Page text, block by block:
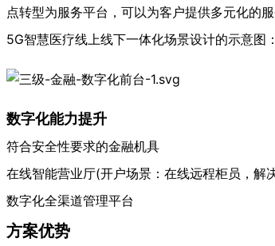
点转型为服务平台，可以为客户提供多元化的
5G智慧医疗线上线下一体化场景设计的示意图：
数字化能力提升
符合安全性要求的金融机具
在线智能营业厅(开户场景：在线远程柜员，解
数字化全渠道管理平台
方案优势